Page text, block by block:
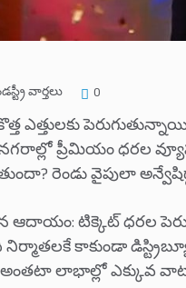
వార్తలు 0
ఎత్తులకు
నగరాల్లో ప్రీమియం ధరల
రెండు వైపులా
ఆదాయం: టిక్కెట్ ధరల
నిర్మాతలకే కాకుండా
లాభాల్లో ఎక్కువ వాటా